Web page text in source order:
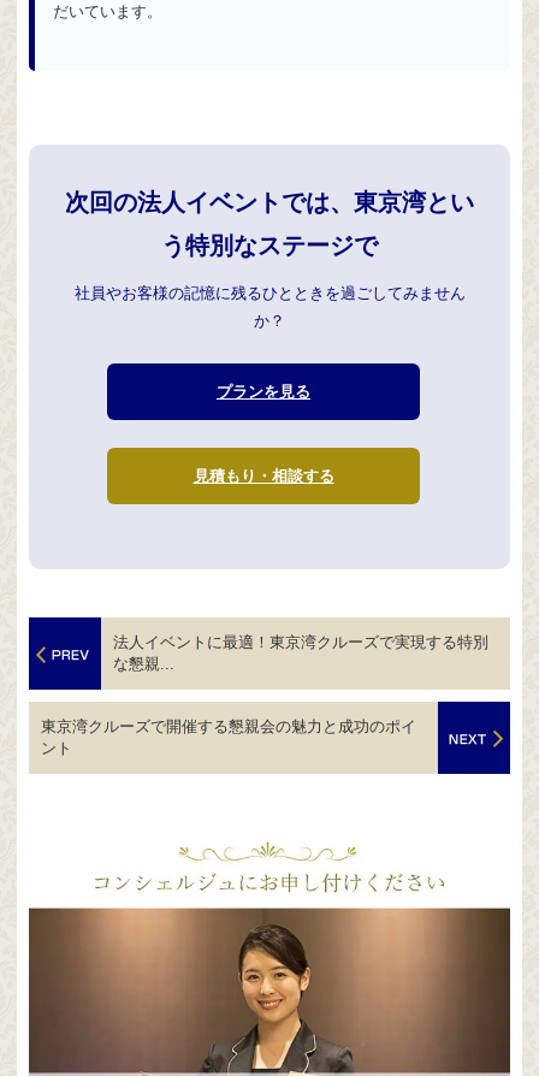
だいています。
次回の法人イベントでは、東京湾とい
う特別なステージで
社員やお客様の記憶に残るひとときを過ごしてみません
か？
プランを見る
見積もり・相談する
法人イベントに最適！東京湾クルーズで実現する特別
な懇親...
東京湾クルーズで開催する懇親会の魅力と成功のポイ
ント